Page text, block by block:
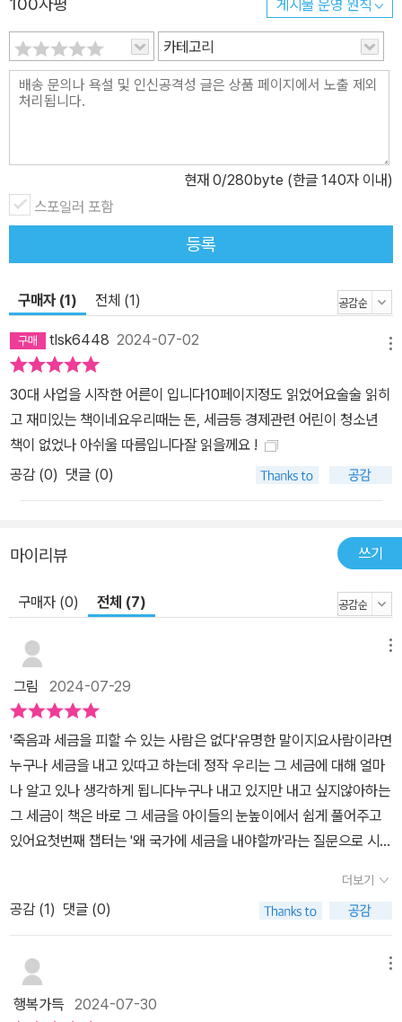
농담 아닌 농담처럼, 세금은 우리 삶에서 결코 떼어낼 수 없는 생활의
일부이며 문명사회를 사는 시민들이 치러야 할 대가입니다. 이 책을
통해 어린이 독자들은 어렵고 멀게만 느껴지는 세금에 관한 흥미로운
지식들을 배울 수 있을 것입니다. 세리란 무엇일까? 세금 징수업자들
물을 쥐어 짜내듯, 징수업자들은 사람들을 들들 볶았어요. 심지어 그
들에게는 세금 미납자는 체포하고 재산을 압류할 권한도 있었어요.
세금을 낼 형편이 안 되는 사람에게는 이자를 받고 세금 낼 돈을 빌려
주기도 했어요. 이를 고리대금업이라 불러요. 오늘날 악명 높은 사채
업자와 같아요. 비싼 이자를 갚지 못한 백성들은 땅과 집을 징수업자
들에게 고스란히 빼앗겼어요. 그래서 서양 역사에서 세리(세금 징수
업자)들은 백성들에게 공포와 증오와 경멸의 대상이었어요. 백성들이
무거운 세금을 견디다 못해 반란이나 민란을 일으킬 때면, 세금 징수
업자들은 시위대의 척살 1호 대상이었어요. 서기 88년, 로마의 속주
(지배지)였던 터키에서 반란이 발생했을 때, 군중들은 하루 만에 세금
징수업자 8만 명을 살해했어요. 18세기, 프랑스에서 시민 혁명이 발
생했을 때도 많은 징수업자가 목숨을 잃었어요. 근대 화학의 아버지
라 불리는 위대한 과학자 라부아지에도 한때 징수업자라는 이유로 단
공원 같은 재화를 생산하면서 동시에 국방(군대)이나 치안(경찰), 화
재 진압(소방서), 의료(보건소) 교육(공립학교) 등의 서비스도 공급
해요. 세금이란 국가가 제공한 이 재화와 서비스를 국민이 이용하는
사용료이자 비용이에요. 세상에 공짜란 없는 법이에요. 그런데 국가
가 제공하는 재화와 서비스는 기묘한 특징이 있어요. 돈이 없으면 우
리는 마트에서 물건을 살 수 없고 버스를 탈 수 없어요. 하지만 세금
미납자 집에 불이 났을 때, 소방서에서 ‘당신들은 이번 달 세금을 안
냈더군요. 미안하지만 출동 안 합니다’라고 말하지는 않아요. 세금이
좀 밀려도 우리는 근린공원을 산책할 수 있고, 시립도서관에서 책을
빌릴 수 있으며, 도둑이 들었을 때 경찰을 부를 수도 있어요. 치안, 소
방, 문화시설은 누구나 이용할 수 있는 공공의 재산이기 때문이에요.
이것을 공공재라고 불러요. -29쪽 중에서- 래퍼 곡선과 거위의 깃털
뽑기 “처음에는 국민도 순순히 세금을 냅니다. 하지만 세율이 계속 오
은 국민의 일할 의욕을 앗아가요. 열심히 일하지 않으니 국민 소득은
요. 비틀즈처럼 소득의 90퍼센트를 세금으로 내라고 하면 누구라도
힘이 쭉 빠질 거예요. 세율이 100퍼센트가 되면 국민과 기업은 아예
100자평 게시물 운영 원칙
카테고리
현재 0/280byte (한글 140자 이내)
스포일러 포함
등록
구매자 (1) 전체 (1)
tlsk6448 2024-07-02
30대 사업을 시작한 어른이 입니다10페이지정도 읽었어요술술 읽히
고 재미있는 책이네요우리때는 돈, 세금등 경제관련 어린이 청소년
책이 없었나 아쉬울 따름입니다잘 읽을께요 !
공감 (0) 댓글 (0)
마이리뷰 쓰기
구매자 (0) 전체 (7)
그림 2024-07-29
'죽음과 세금을 피할 수 있는 사람은 없다'유명한 말이지요사람이라면
누구나 세금을 내고 있따고 하는데 정작 우리는 그 세금에 대해 얼마
나 알고 있나 생각하게 됩니다누구나 내고 있지만 내고 싶지않아하는
그 세금이 책은 바로 그 세금을 아이들의 눈높이에서 쉽게 풀어주고
있어요첫번째 챕터는 '왜 국가에 세금을 내야할까'라는 질문으로 시작
도에요서양에서는 우리가 흔히 '세리'라고 번역하는 징수 청부업자들
이 세금을 걷었다면 동양에서는 일찍부터 체계화된 형식의 세금제도
가 존재했다고 하네요우리가 기계적으로 외었던 '조.용.조'라는 제도
가 상당히 잘 잡힌 제도였네요그걸 나쁘게 이용하는 관리들의 부패는
대상이었는지도 선명하게 이해되구요미국의 남북 전쟁이 일어난 원
더보기
공감 (1) 댓글 (0)
행복가득 2024-07-30